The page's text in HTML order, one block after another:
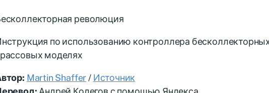
революция
по использованию контроллера
моделях
Martin Shaffer / Источник